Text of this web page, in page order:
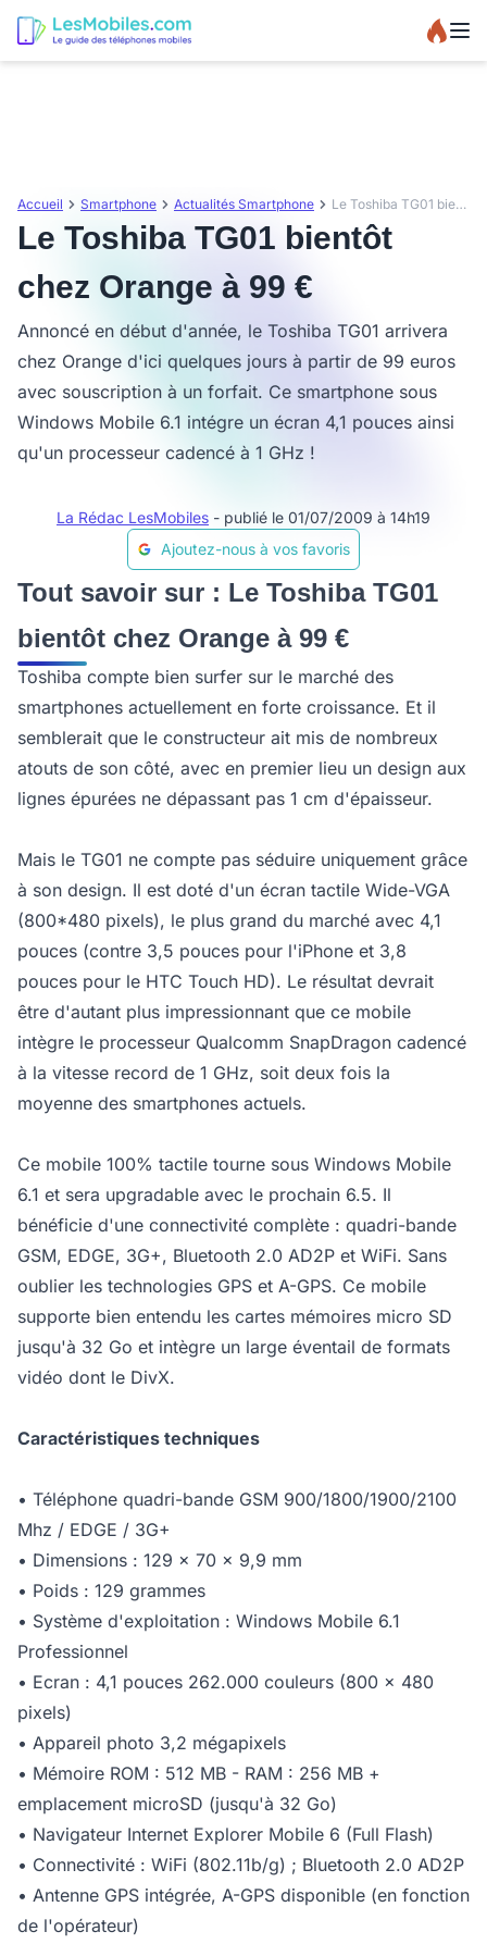
Accueil Smartphone Actualités Smartphone Le Toshiba TG01 bientôt chez Orange à 99 €
Le Toshiba TG01 bientôt
chez Orange à 99 €
Annoncé en début d'année, le Toshiba TG01 arrivera
chez Orange d'ici quelques jours à partir de 99 euros
avec souscription à un forfait. Ce smartphone sous
Windows Mobile 6.1 intégre un écran 4,1 pouces ainsi
qu'un processeur cadencé à 1 GHz !
La Rédac LesMobiles - publié le 01/07/2009 à 14h19
Ajoutez-nous à vos favoris
Tout savoir sur : Le Toshiba TG01
bientôt chez Orange à 99 €
Toshiba compte bien surfer sur le marché des
smartphones actuellement en forte croissance. Et il
semblerait que le constructeur ait mis de nombreux
atouts de son côté, avec en premier lieu un design aux
lignes épurées ne dépassant pas 1 cm d'épaisseur.
Mais le TG01 ne compte pas séduire uniquement grâce
à son design. Il est doté d'un écran tactile Wide-VGA
(800*480 pixels), le plus grand du marché avec 4,1
pouces (contre 3,5 pouces pour l'iPhone et 3,8
pouces pour le HTC Touch HD). Le résultat devrait
être d'autant plus impressionnant que ce mobile
intègre le processeur Qualcomm SnapDragon cadencé
à la vitesse record de 1 GHz, soit deux fois la
moyenne des smartphones actuels.
Ce mobile 100% tactile tourne sous Windows Mobile
6.1 et sera upgradable avec le prochain 6.5. Il
bénéficie d'une connectivité complète : quadri-bande
GSM, EDGE, 3G+, Bluetooth 2.0 AD2P et WiFi. Sans
oublier les technologies GPS et A-GPS. Ce mobile
supporte bien entendu les cartes mémoires micro SD
jusqu'à 32 Go et intègre un large éventail de formats
vidéo dont le DivX.
Caractéristiques techniques
• Téléphone quadri-bande GSM 900/1800/1900/2100
Mhz / EDGE / 3G+
• Dimensions : 129 x 70 x 9,9 mm
• Poids : 129 grammes
• Système d'exploitation : Windows Mobile 6.1
Professionnel
• Ecran : 4,1 pouces 262.000 couleurs (800 x 480
pixels)
• Appareil photo 3,2 mégapixels
• Mémoire ROM : 512 MB - RAM : 256 MB +
emplacement microSD (jusqu'à 32 Go)
• Navigateur Internet Explorer Mobile 6 (Full Flash)
• Connectivité : WiFi (802.11b/g) ; Bluetooth 2.0 AD2P
• Antenne GPS intégrée, A-GPS disponible (en fonction
de l'opérateur)